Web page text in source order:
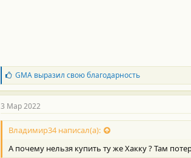
Б
л
а
г
о
д
а
н
GMAвыразил свою благодарность
3 Мар 2022
Владимир34 написал(а):
А почему нельзя купить ту же Хакку ? Там